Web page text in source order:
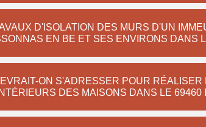
D'ISOLATION DES MURS D'UN
EN BE ET SES ENVIRONS DANS
ON S'ADRESSER POUR
DES MAISONS DANS LE 69460